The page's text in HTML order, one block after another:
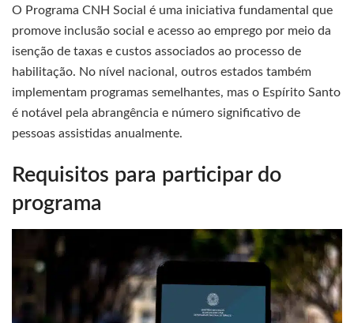
O Programa CNH Social é uma iniciativa fundamental que
promove inclusão social e acesso ao emprego por meio da
isenção de taxas e custos associados ao processo de
habilitação. No nível nacional, outros estados também
implementam programas semelhantes, mas o Espírito Santo
é notável pela abrangência e número significativo de
pessoas assistidas anualmente.
Requisitos para participar do
programa